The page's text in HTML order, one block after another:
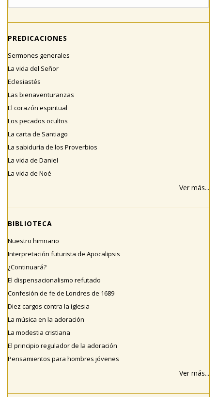
PREDICACIONES
Sermones generales
La vida del Señor
Eclesiastés
Las bienaventuranzas
El corazón espiritual
Los pecados ocultos
La carta de Santiago
La sabiduría de los Proverbios
La vida de Daniel
La vida de Noé
Ver más...
BIBLIOTECA
Nuestro himnario
Interpretación futurista de Apocalipsis
¿Continuará?
El dispensacionalismo refutado
Confesión de fe de Londres de 1689
Diez cargos contra la iglesia
La música en la adoración
La modestia cristiana
El principio regulador de la adoración
Pensamientos para hombres jóvenes
Ver más...